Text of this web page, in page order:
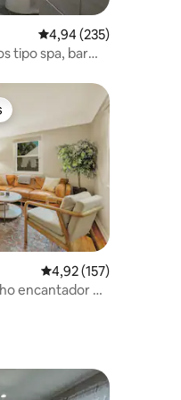
avaliações4,94 de uma avaliação
4,94 (235)
tipo spa, bar
avaliações4,92 de uma avaliação
4,92 (157)
encantador de